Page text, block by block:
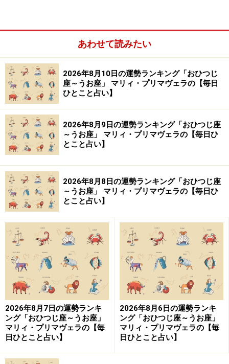
＞今週の運勢！ 章月綾乃の【大人のための星占い】
10位：さそり座／蠍座（10月24日～11月22
日生まれ）
期待を受け過ぎてプレッシャーに。でも必死に努力すれ
ば実力アップ！
＞今週の運勢！ 章月綾乃の【大人のための星占い】
9位：てんびん座／天秤座（9月23日～10月
23日生まれ）
臆病になりがち。真正面から体当たりすればクリアでき
るかも。
あわせて読みたい
2026年8月10日の運勢ランキング「おひつじ
座～うお座」 マリィ・プリマヴェラの【毎日
ひとこと占い】
2026年8月9日の運勢ランキング「おひつじ座
～うお座」 マリィ・プリマヴェラの【毎日ひ
とこと占い】
2026年8月8日の運勢ランキング「おひつじ座
～うお座」 マリィ・プリマヴェラの【毎日ひ
とこと占い】
2026年8月7日の運勢ランキ
ング「おひつじ座～うお座」
マリィ・プリマヴェラの【毎
日ひとこと占い】
2026年8月6日の運勢ランキ
ング「おひつじ座～うお座」
マリィ・プリマヴェラの【毎
日ひとこと占い】